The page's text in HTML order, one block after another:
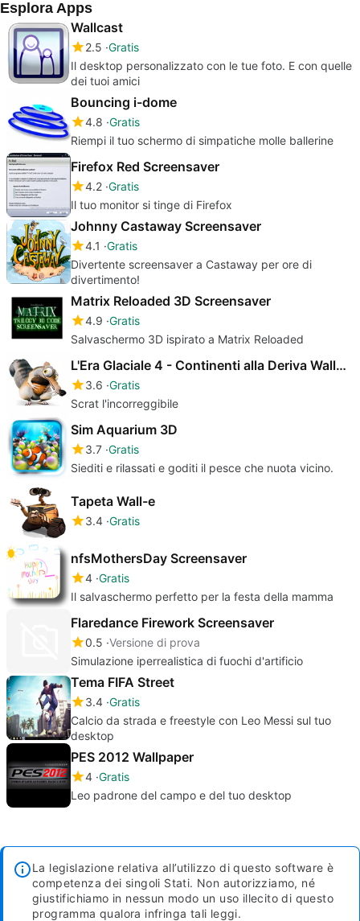
Esplora Apps
Wallcast
2.5 Gratis
Il desktop personalizzato con le tue foto. E con quelle
dei tuoi amici
Bouncing i-dome
4.8 Gratis
Riempi il tuo schermo di simpatiche molle ballerine
Firefox Red Screensaver
4.2 Gratis
Il tuo monitor si tinge di Firefox
Johnny Castaway Screensaver
4.1 Gratis
Divertente screensaver a Castaway per ore di
divertimento!
Matrix Reloaded 3D Screensaver
4.9 Gratis
Salvaschermo 3D ispirato a Matrix Reloaded
L'Era Glaciale 4 - Continenti alla Deriva Wallpaper
3.6 Gratis
Scrat l'incorreggibile
Sim Aquarium 3D
3.7 Gratis
Siediti e rilassati e goditi il pesce che nuota vicino.
Tapeta Wall-e
3.4 Gratis
nfsMothersDay Screensaver
4 Gratis
Il salvaschermo perfetto per la festa della mamma
Flaredance Firework Screensaver
0.5 Versione di prova
Simulazione iperrealistica di fuochi d'artificio
Tema FIFA Street
3.4 Gratis
Calcio da strada e freestyle con Leo Messi sul tuo
desktop
PES 2012 Wallpaper
4 Gratis
Leo padrone del campo e del tuo desktop
La legislazione relativa all’utilizzo di questo software è
competenza dei singoli Stati. Non autorizziamo, né
giustifichiamo in nessun modo un uso illecito di questo
programma qualora infringa tali leggi.